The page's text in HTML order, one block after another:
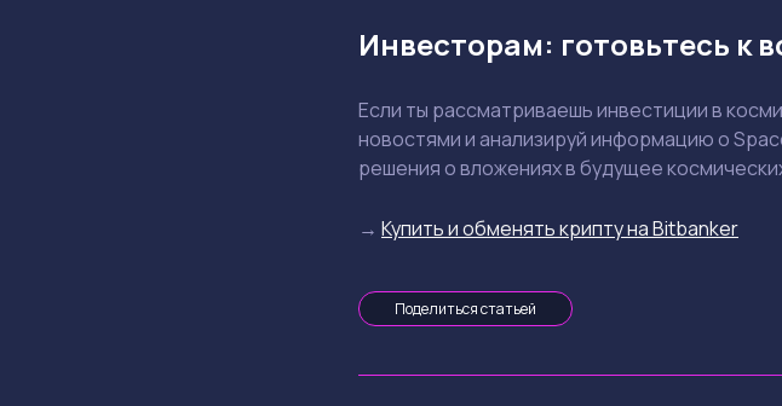
Инвесторам: готовьтесь к
Если ты рассматриваешь инвестиции в
новостями и анализируй информацию о
решения о вложениях в будущее
→ Купить и обменять крипту на Bitbanker
Поделиться статьей